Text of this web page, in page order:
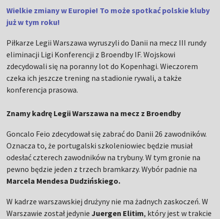
Wielkie zmiany w Europie! To może spotkać polskie kluby
już w tym roku!
Piłkarze Legii Warszawa wyruszyli do Danii na mecz III rundy
eliminacji Ligi Konferencji z Broendby IF. Wojskowi
zdecydowali się na poranny lot do Kopenhagi. Wieczorem
czeka ich jeszcze trening na stadionie rywali, a także
konferencja prasowa.
Znamy kadrę Legii Warszawa na mecz z Broendby
Goncalo Feio zdecydował się zabrać do Danii 26 zawodników.
Oznacza to, że portugalski szkoleniowiec będzie musiał
odesłać czterech zawodników na trybuny. W tym gronie na
pewno będzie jeden z trzech bramkarzy. Wybór padnie na
Marcela Mendesa Dudzińskiego.
W kadrze warszawskiej drużyny nie ma żadnych zaskoczeń. W
Warszawie został jedynie Juergen Elitim, który jest w trakcie